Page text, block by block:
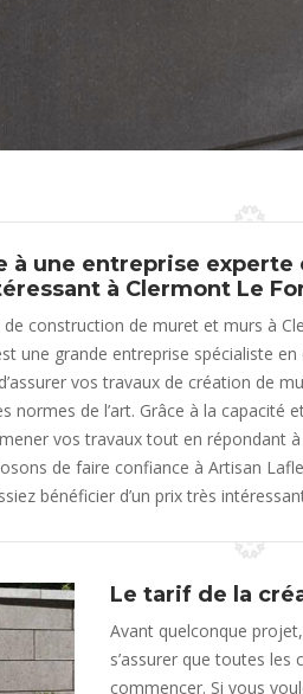
à une entreprise
à Clermont Le
de construction de muret et murs à
une grande entreprise spécialiste
vos travaux de création de
normes de l’art. Grâce à la capacité
vos travaux tout en répondant
de faire confiance à Artisan
bénéficier d’un prix très
Le tarif de la
Avant quelconque
s’assurer que toutes
commencer. Si vous